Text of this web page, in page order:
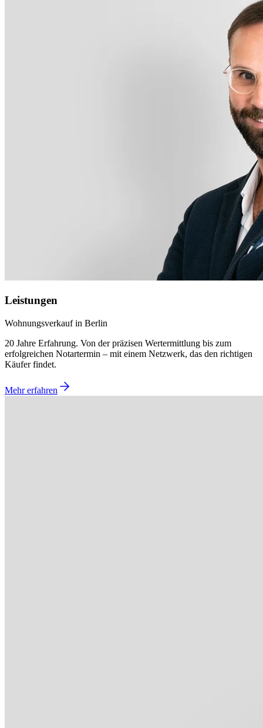
Leistungen
Wohnungsverkauf in Berlin
20 Jahre Erfahrung. Von der präzisen Wertermittlung bis zum
erfolgreichen Notartermin – mit einem Netzwerk, das den richtigen
Käufer findet.
Mehr erfahren